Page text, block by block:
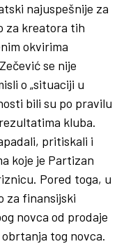
najuspešnije za
za kreatora tih
okvirima
se nije
o „situaciji u
bili su po pravilu
kluba.
pritiskali i
koje je Partizan
Pored toga, u
za finansijski
novca od prodaje
tog novca.